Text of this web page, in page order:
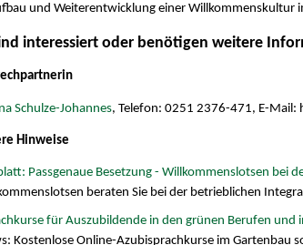
und Weiterentwicklung einer Willkommenskultur
interessiert oder benötigen weitere
Schulze-Johannes, Telefon: 0251 2376-471, E-Mail:
Hinweise
Passgenaue Besetzung - Willkommenslotsen bei
beraten Sie bei der betrieblichen
für Auszubildende in den grünen Berufen und
Kostenlose Online-Azubisprachkurse im Gartenbau